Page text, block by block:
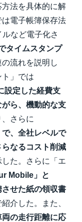
法を具体的に解
電子帳簿保存法
など電子化さ
タイムスタンプ
の流れを説明し
」では
設定した経費支
ら、機動的な支
さらに
で、全社レベルで
なるコスト削減
た。さらに「エ
Mobile」と
せた紙の領収書
介した。また、
の走行距離に応